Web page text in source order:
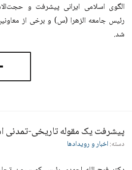
الگوی اسلامی ایرانی پیشرفت و
رئیس جامعه الزهرا (س) و برخی از
شد.
پیشرفت یک مقوله تاریخی-تمدنی
دسته:اخبار و رویدادها